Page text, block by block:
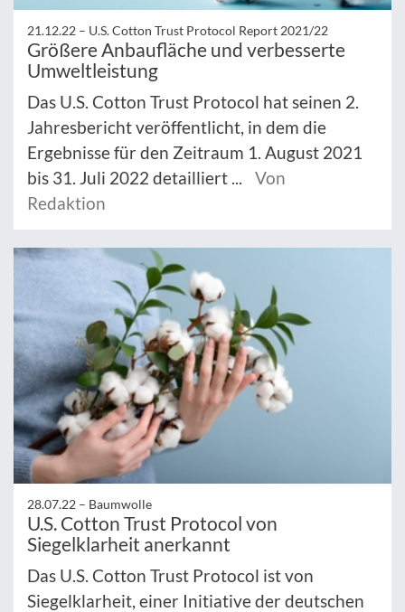
21.12.22 – U.S. Cotton Trust Protocol Report 2021/22
Größere Anbaufläche und verbesserte
Umweltleistung
Das U.S. Cotton Trust Protocol hat seinen 2.
Jahresbericht veröffentlicht, in dem die
Ergebnisse für den Zeitraum 1. August 2021
bis 31. Juli 2022 detailliert ...
Von
Redaktion
28.07.22 – Baumwolle
U.S. Cotton Trust Protocol von
Siegelklarheit anerkannt
Das U.S. Cotton Trust Protocol ist von
Siegelklarheit, einer Initiative der deutschen